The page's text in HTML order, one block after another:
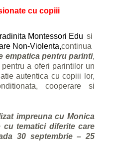
cu copiii
Montessori Edu si
Non-Violenta,continua
empatica pentru parinti,
a oferi parintilor un
autentica cu copiii lor,
cooperare si
impreuna cu Monica
tematici diferite care
30 septembrie – 25